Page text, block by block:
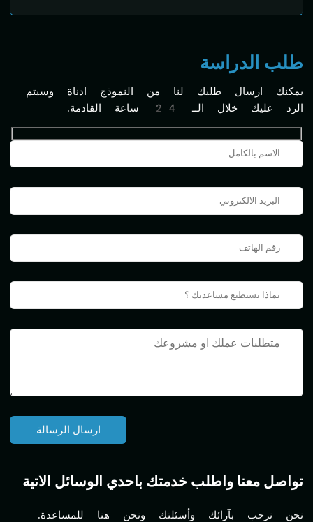
طلب الدراسة
يمكنك ارسال طلبك لنا من النموذج ادناة وسيتم
الرد عليك خلال الــ 24 ساعة القادمة.
تواصل معنا واطلب خدمتك باحدي الوسائل الاتية
نحن نرحب بآرائك وأسئلتك ونحن هنا للمساعدة.